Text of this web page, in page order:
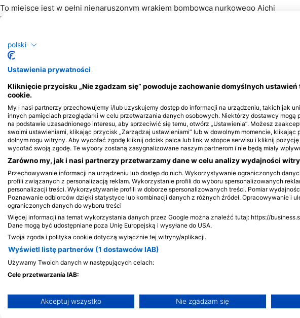
To miejsce jest w pełni nienaruszonym wrakiem bombowca nurkowego Aichi
D3A "Val". Samolot spoczywa do góry nogami, na głębokości 10-15 m. W tym
fascynujący wrak do zwiedzania, Val jest domem dla całego szeregu
interesujących kryteriów, takich jak krewetki i lwice.
Można tu spotkać wiele odmian ryb, na przykład angolskich i drzewiastych.
Samolot spoczywa również na skraju rafy, a otaczają go zdrowe, twarde
koralowce.
MIEJSCA NURKOWE W POBLIŻU
polski
Ustawienia prywatności
Kliknięcie przycisku „Nie zgadzam się” powoduje zachowanie domyślnych
cookie.
My i nasi partnerzy przechowujemy i/lub uzyskujemy dostęp do informacji na urządzeniu, takich jak
innych pamięciach przeglądarki w celu przetwarzania danych osobowych. Niektórzy dostawcy mogą
na podstawie uzasadnionego interesu, aby sprzeciwić się temu, otwórz „Ustawienia”. Możesz
swoimi ustawieniami, klikając przycisk „Zarządzaj ustawieniami” lub w dowolnym momencie,
dolnym rogu witryny. Aby wycofać zgodę kliknij odcisk palca lub link w stopce serwisu i kliknij
wycofać swoją zgodę. Te wybory zostaną zasygnalizowane naszym partnerom i nie będą miały
Zarówno my, jak i nasi partnerzy przetwarzamy dane w celu analizy wydajności
Przechowywanie informacji na urządzeniu lub dostęp do nich. Wykorzystywanie ograniczonych
profili związanych z personalizacją reklam. Wykorzystanie profili do wyboru spersonalizowanych
personalizacji treści. Wykorzystywanie profili w doborze spersonalizowanych treści. Pomiar
Poznawanie odbiorców dzięki statystyce lub kombinacji danych z różnych źródeł. Opracowywanie i
ograniczonych danych do wyboru treści
Więcej informacji na temat wykorzystania danych przez Google można znaleźć tutaj: https://
Dane mogą być udostępniane poza Unię Europejską i wysyłane do USA.
Twoja zgoda i polityka cookie dotyczą wyłącznie tej witryny/aplikacji.
Wyświetl listę partnerów (1 dostawców IAB)
Używamy Twoich danych w następujących celach:
Cele przetwarzania IAB:
Wykorzystywanie ograniczonych danych do wyboru reklam
Akceptuj wszystko Nie zgadzam się